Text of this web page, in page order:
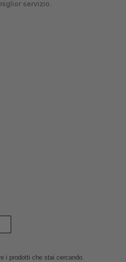
servizio.
i prodotti che stai cercando.